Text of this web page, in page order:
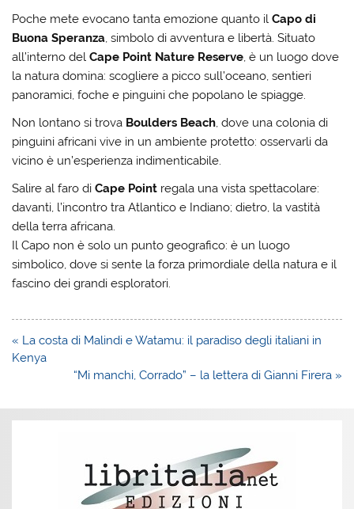
Poche mete evocano tanta emozione quanto ilCapo di
Buona Speranza, simbolo di avventura e libertà. Situato
all’interno delCape Point Nature Reserve, è un luogo dove
la natura domina: scogliere a picco sull’oceano, sentieri
panoramici, foche e pinguini che popolano le spiagge.
Non lontano si trova Boulders Beach, dove una colonia di
pinguini africani vive in un ambiente protetto: osservarli da
vicino è un’esperienza indimenticabile.
Salire al faro diCape Point regala una vista spettacolare:
davanti, l’incontro tra Atlantico e Indiano; dietro, la vastità
della terra africana.
Il Capo non è solo un punto geografico: è un luogo
simbolico, dove si sente la forza primordiale della natura e il
fascino dei grandi esploratori.
Navigazione
articoli
« La costa di Malindi e Watamu: il paradiso degli italiani in
Kenya
“Mi manchi, Corrado” – la lettera di Gianni Firera »